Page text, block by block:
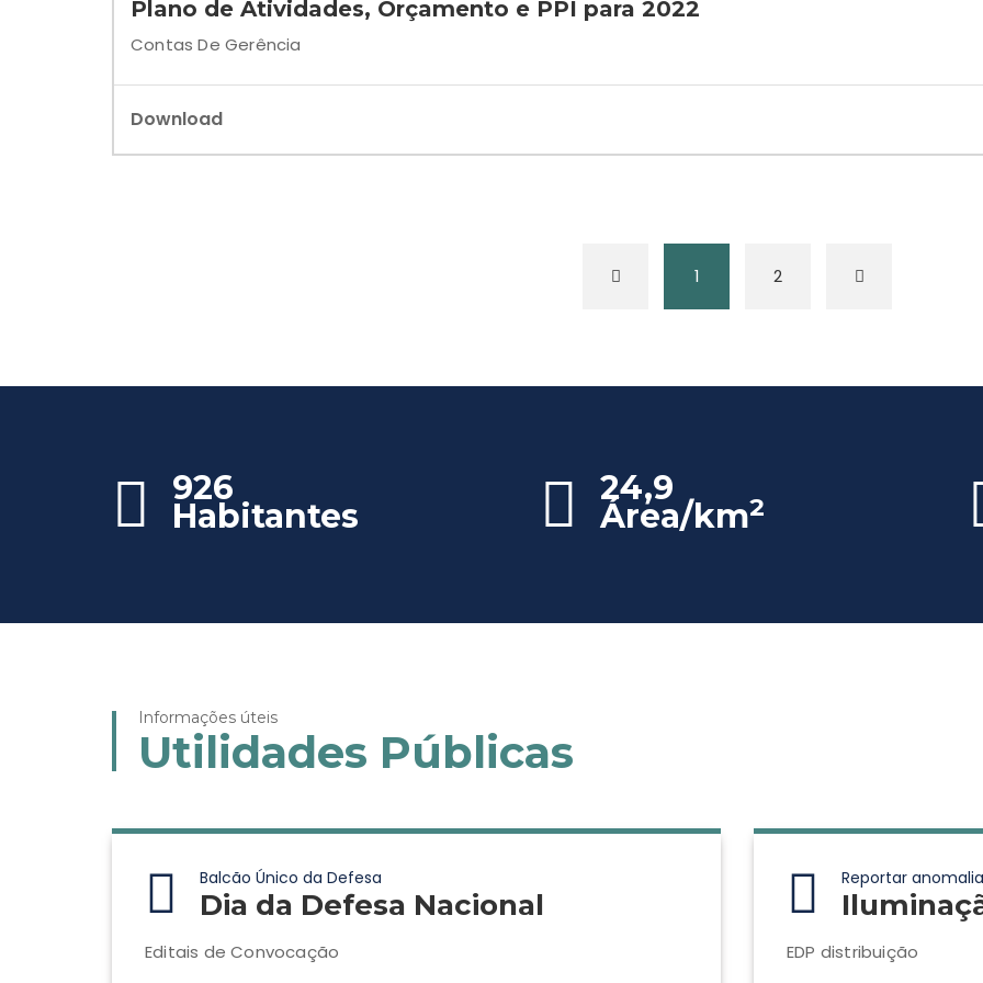
Plano de Atividades, Orçamento e PPI para 2022
Contas De Gerência
Download
1 2
926
Habitantes
24,9
Área/km2
Informações úteis
Utilidades Públicas
Balcão Único da Defesa
Dia da Defesa Nacional
Editais de Convocação
Reportar
EDP distribuição